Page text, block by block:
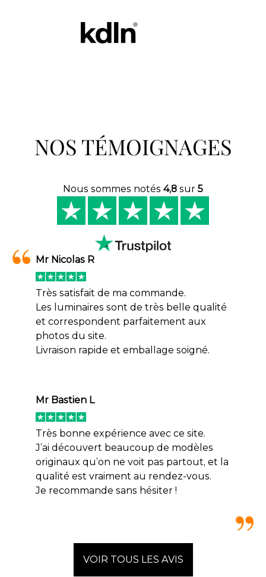
NOS TÉMOIGNAGES
Nous sommes notés 4,8 sur 5
Mr Nicolas R
Très satisfait de ma commande.
Les luminaires sont de très belle qualité
et correspondent parfaitement aux
photos du site.
Livraison rapide et emballage soigné.
Mr Bastien L
Très bonne expérience avec ce site.
J’ai découvert beaucoup de modèles
originaux qu’on ne voit pas partout, et la
qualité est vraiment au rendez-vous.
Je recommande sans hésiter !
VOIR TOUS LES AVIS